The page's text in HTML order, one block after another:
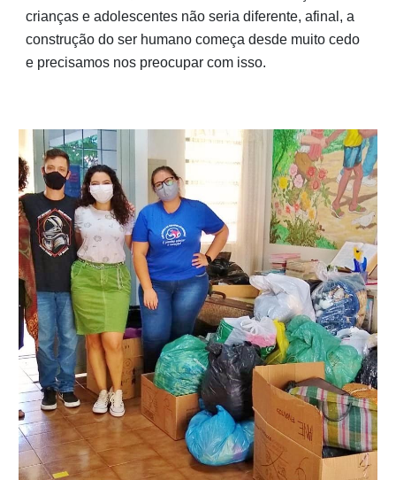
crianças e adolescentes não seria diferente, afinal, a
construção do ser humano começa desde muito cedo
e precisamos nos preocupar com isso.